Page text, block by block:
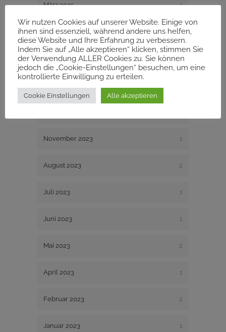
März 2025 3
Januar 2025 1
Dezember 2024 1
November 2023 1
August 2023 2
Juli 2023 1
Juni 2023 1
Mai 2023 2
April 2023 1
Februar 2023 2
Januar 2023 1
Wir nutzen Cookies auf unserer Website. Einige von
ihnen sind essenziell, während andere uns helfen,
diese Website und Ihre Erfahrung zu verbessern.
Indem Sie auf „Alle akzeptieren“ klicken, stimmen Sie
der Verwendung ALLER Cookies zu. Sie können
jedoch die „Cookie-Einstellungen“ besuchen, um eine
kontrollierte Einwilligung zu erteilen.
Cookie Einstellungen Alle akzeptieren